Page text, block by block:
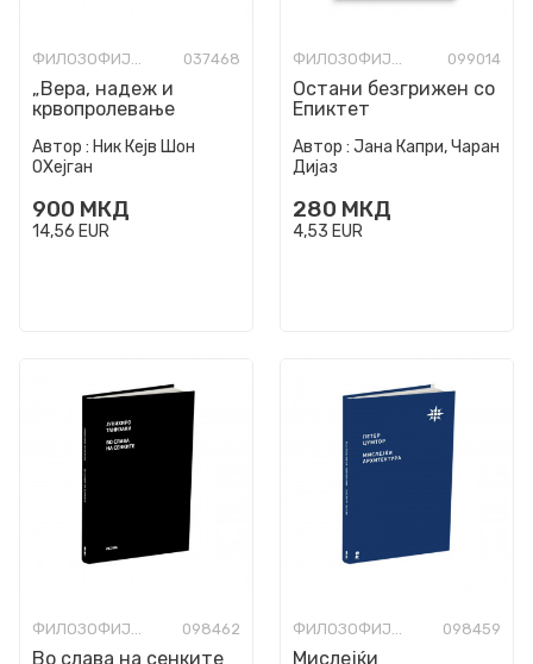
ФИЛОЗОФИЈА И СВЕТОГЛЕД 037468
„Вера, надеж и
крвопролевање
Автор : Ник Кејв Шон
ОХејган
900 МКД
14,56 EUR
ФИЛОЗОФИЈА И СВЕТОГЛЕД 099014
Остани безгрижен со
Епиктет
Автор : Јана Капри, Чаран
Дијаз
280 МКД
4,53 EUR
ФИЛОЗОФИЈА И СВЕТОГЛЕД 098462
Во слава на сенките
ФИЛОЗОФИЈА И СВЕТОГЛЕД 098459
Мислејќи